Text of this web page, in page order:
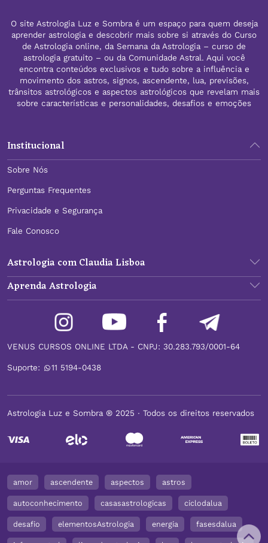
O site Astrologia Luz e Sombra é um espaço para quem deseja
aprender astrologia e descobrir mais sobre si através do Curso
de Astrologia online, da Semana da Astrologia – curso de
astrologia gratuito – ou da Comunidade Astral. Aqui você
encontra conteúdos exclusivos e tudo sobre a influência e
movimento dos astros, signos, ascendente, lua, previsões,
trânsitos astrológicos e aspectos astrológicos que revelam mais
sobre características e personalidades, desafios e emoções
Institucional
Sobre Nós
Perguntas Frequentes
Privacidade e Segurança
Fale Conosco
Astrologia com Claudia Lisboa
Aprenda Astrologia
VENUS CURSOS ONLINE LTDA - CNPJ: 30.283.793/0001-64
Suporte: 11 5194-0438
Astrologia Luz e Sombra ® 2025 ∙ Todos os direitos reservados
amor ascendente aspectos astros
autoconhecimento casasastrologicas ciclodalua
desafio elementosAstrologia energia fasesdalua